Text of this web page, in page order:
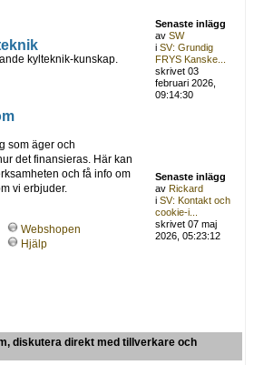
kylteknik-kunskap.
Senaste inlägg
avSW
iSV: Grundig
FRYS Kanske...
skrivet 03
februari 2026,
09:14:30
som äger och
det finansieras. Här kan
och få info om
vi erbjuder.
Webshopen
Hjälp
Senaste inlägg
avRickard
iSV: Kontakt och
cookie-i...
skrivet 07 maj
2026, 05:23:12
diskutera direkt med tillverkare och